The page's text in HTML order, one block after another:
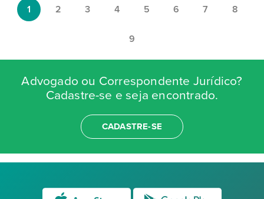
1 2 3 4 5 6 7 8
9
Advogado ou Correspondente Jurídico?
Cadastre-se e seja encontrado.
CADASTRE-SE